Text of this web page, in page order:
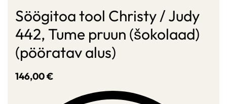
Söögitoa tool Christy / Judy
442, Tume pruun (šokolaad)
(pööratav alus)
146,00€